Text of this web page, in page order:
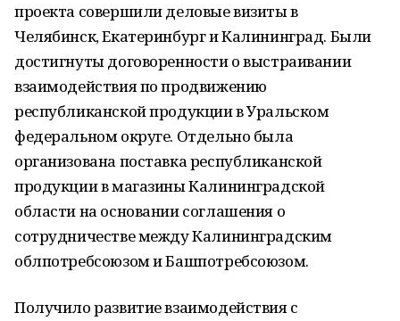
проекта совершили деловые визиты в
Челябинск, Екатеринбург и Калининград. Были
достигнуты договоренности о выстраивании
взаимодействия по продвижению
республиканской продукции в Уральском
федеральном округе. Отдельно была
организована поставка республиканской
продукции в магазины Калининградской
области на основании соглашения о
сотрудничестве между Калининградским
облпотребсоюзом и Башпотребсоюзом.
Получило развитие взаимодействия с